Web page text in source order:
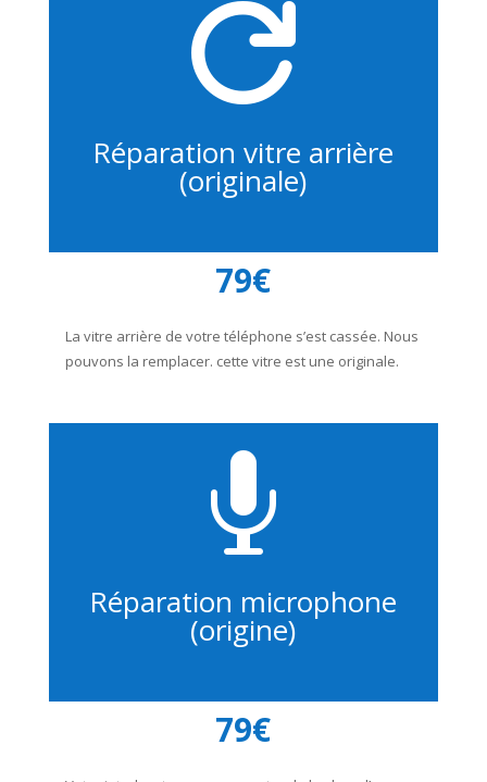

Réparation vitre arrière
(originale)
79€
La vitre arrière de votre téléphone s’est cassée. Nous
pouvons la remplacer. cette vitre est une originale.

Réparation microphone
(origine)
79€